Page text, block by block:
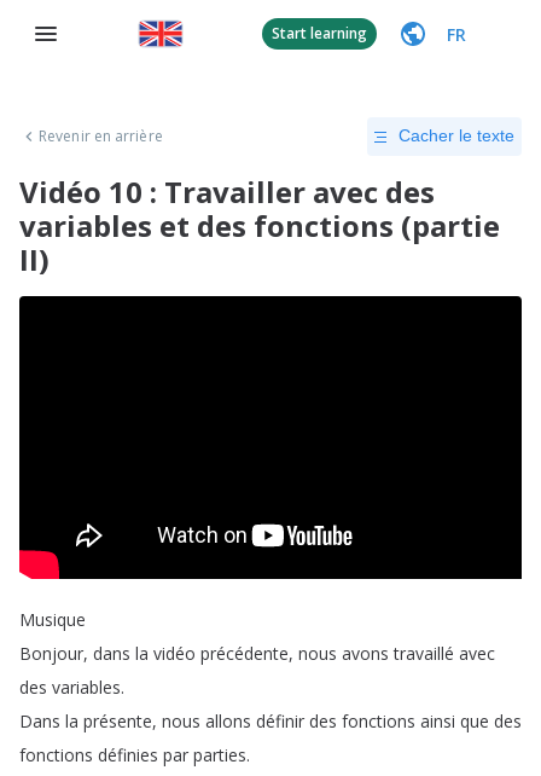
Start learning FR
Revenir en arrière Cacher le texte
Vidéo 10 : Travailler avec des
variables et des fonctions (partie
II)
Musique
Bonjour, dans la vidéo précédente, nous avons travaillé avec
des variables.
Dans la présente, nous allons définir des fonctions ainsi que des
fonctions définies par parties.